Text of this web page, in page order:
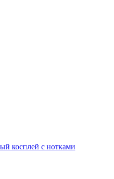
косплей с нотками